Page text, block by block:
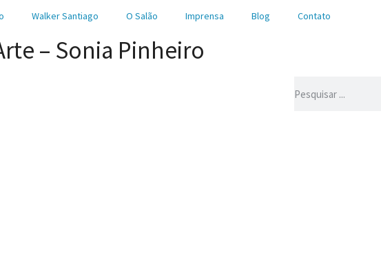
Walker Santiago O Salão Imprensa Blog Contato
– Sonia Pinheiro